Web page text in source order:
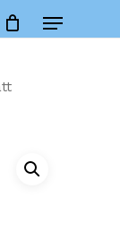
Menu
Close